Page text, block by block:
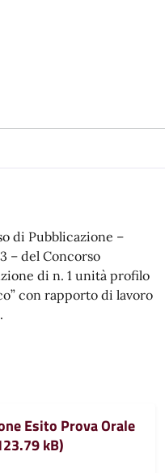
di Pubblicazione –
– del Concorso
di n. 1 unità profilo
con rapporto di lavoro
Esito Prova Orale
kB)